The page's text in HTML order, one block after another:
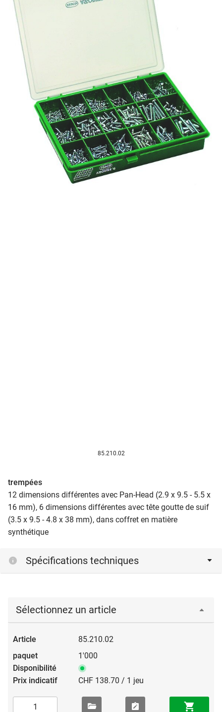
85.210.02
trempées
12 dimensions différentes avec Pan-Head (2.9 x 9.5 - 5.5 x
16 mm), 6 dimensions différentes avec tête goutte de suif
(3.5 x 9.5 - 4.8 x 38 mm), dans coffret en matière
synthétique
Spécifications techniques
Sélectionnez un article
85.210.02
1'000
CHF 138.70 / 1 jeu